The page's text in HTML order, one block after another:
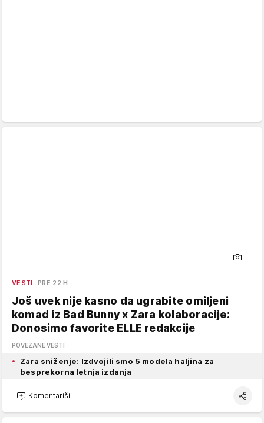
VESTI PRE 22 H
Još uvek nije kasno da ugrabite omiljeni
komad iz Bad Bunny x Zara kolaboracije:
Donosimo favorite ELLE redakcije
POVEZANE VESTI
Zara sniženje: Izdvojili smo 5 modela haljina za
besprekorna letnja izdanja
Komentariši